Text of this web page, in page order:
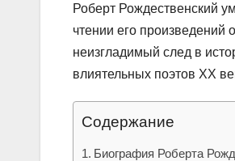
Роберт Рождественский
чтении его
неизгладимый след в
влиятельных поэтов XX
Содержание
Биография Роберта